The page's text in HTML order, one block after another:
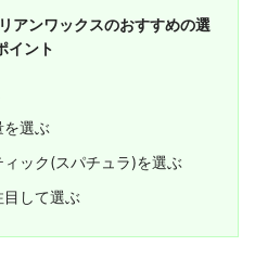
アンワックスのおすすめの選
イント
選ぶ
ック(スパチュラ)を選ぶ
して選ぶ